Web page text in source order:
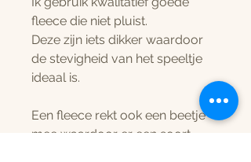
fleece die niet pluist.
Deze zijn iets dikker waardoor
de stevigheid van het speeltje
ideaal is.
Een fleece rekt ook een beetje
mee waardoor er een soort